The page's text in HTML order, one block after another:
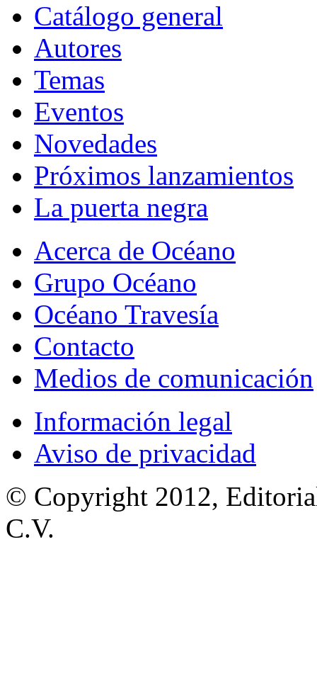
Catálogo general
Autores
Temas
Eventos
Novedades
Próximos lanzamientos
La puerta negra
Acerca de Océano
Grupo Océano
Océano Travesía
Contacto
Medios de comunicación
Información legal
Aviso de privacidad
© Copyright 2012,
C.V.